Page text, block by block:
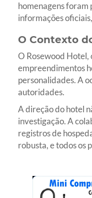
homenagens foram
informações
O Contexto
O Rosewood Hotel,
empreendimentos
personalidades. A
autoridades.
A direção do hotel
investigação. A
registros de
robusta, e todos os